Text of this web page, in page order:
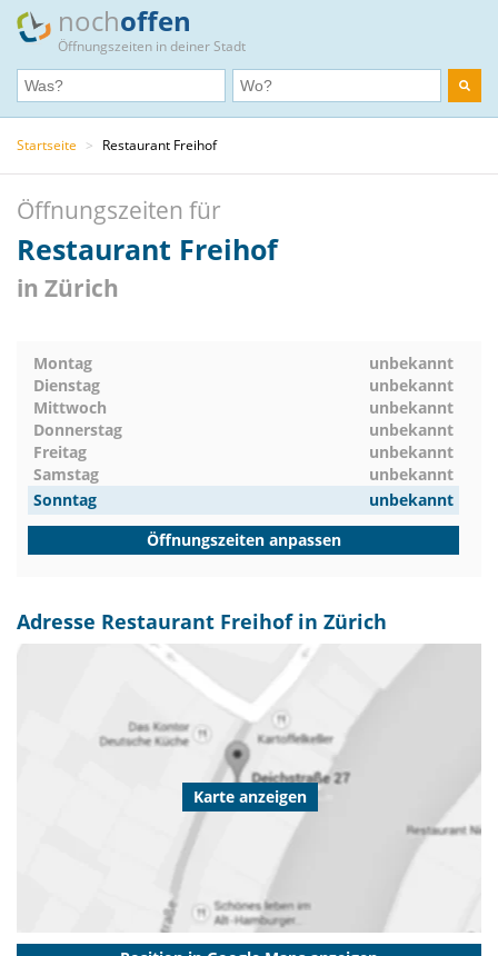
nochoffen
Öffnungszeiten in deiner Stadt
Startseite > Restaurant Freihof
Öffnungszeiten für
Restaurant Freihof
in Zürich
Montag
unbekannt
Dienstag
unbekannt
Mittwoch
unbekannt
Donnerstag
unbekannt
Freitag
unbekannt
Samstag
unbekannt
Sonntag
unbekannt
Öffnungszeiten anpassen
Adresse Restaurant Freihof in Zürich
Karte anzeigen